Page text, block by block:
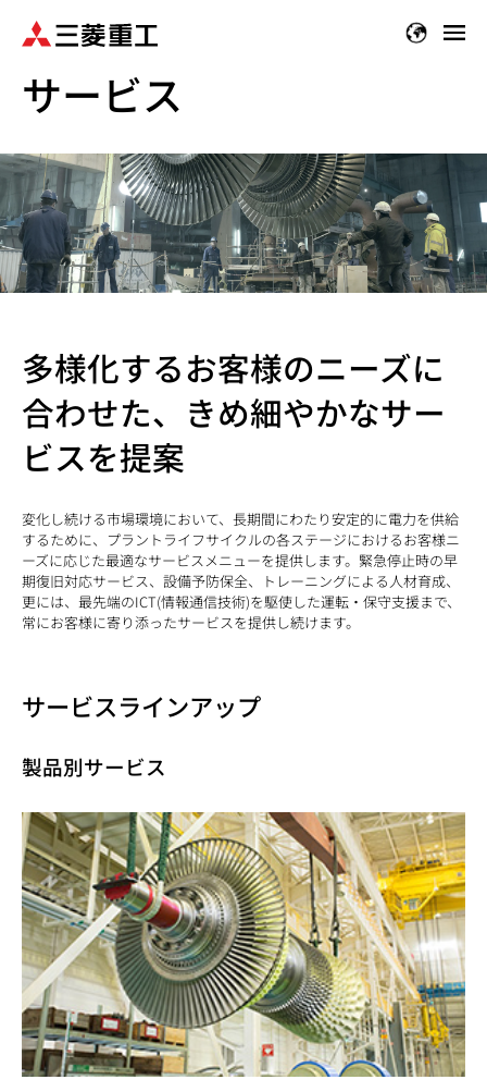
テ
ツ
に
移
動
サービス
多様化するお客様のニーズに
合わせた、きめ細やかなサー
ビスを提案
変化し続ける市場環境において、長期間にわたり安定的に電力を供給
するために、プラントライフサイクルの各ステージにおけるお客様ニ
ーズに応じた最適なサービスメニューを提供します。緊急停止時の早
期復旧対応サービス、設備予防保全、トレーニングによる人材育成、
更には、最先端のICT(情報通信技術)を駆使した運転・保守支援まで、
常にお客様に寄り添ったサービスを提供し続けます。
サービスラインアップ
製品別サービス